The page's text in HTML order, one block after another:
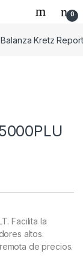
0
Balanza Kretz
Facilita la
altos.
de precios.